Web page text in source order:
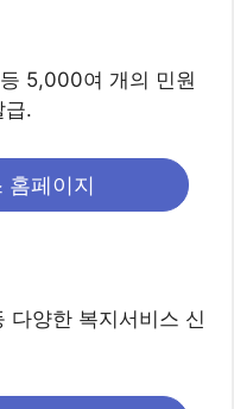
5,000여 개의 민원
급.
홈페이지
다양한 복지서비스 신